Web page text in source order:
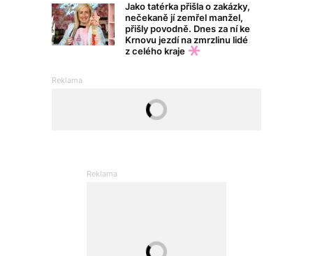
Jako tatérka přišla o zakázky,
nečekaně jí zemřel manžel,
přišly povodně. Dnes za ní ke
Krnovu jezdí na zmrzlinu lidé
z celého kraje